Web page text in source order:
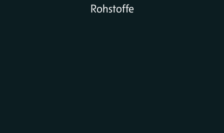
Rohstoffe